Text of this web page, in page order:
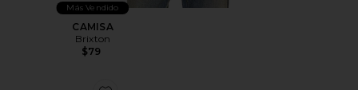
Más Vendido
CAMISA
Brixton
$79